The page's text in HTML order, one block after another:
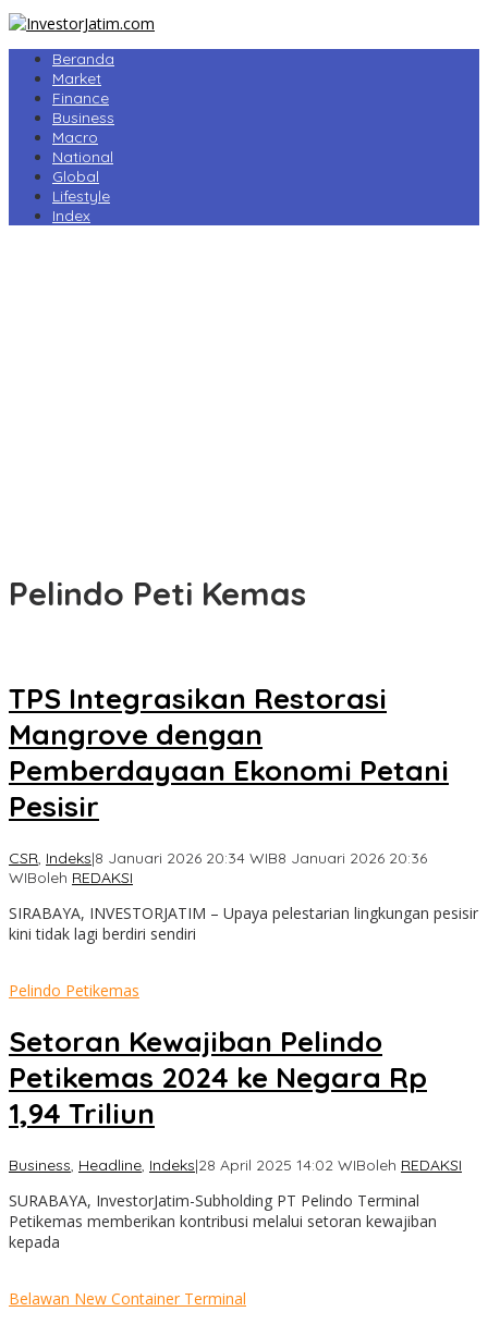
Beranda
Market
Finance
Business
Macro
National
Global
Lifestyle
Index
Pelindo Peti Kemas
TPS Integrasikan Restorasi
Mangrove dengan
Pemberdayaan Ekonomi Petani
Pesisir
CSR, Indeks|8 Januari 2026 20:34 WIB8 Januari 2026 20:36
WIBoleh REDAKSI
SIRABAYA, INVESTORJATIM – Upaya pelestarian lingkungan pesisir
kini tidak lagi berdiri sendiri
Pelindo Petikemas
Setoran Kewajiban Pelindo
Petikemas 2024 ke Negara Rp
1,94 Triliun
Business, Headline, Indeks|28 April 2025 14:02 WIBoleh REDAKSI
SURABAYA, InvestorJatim-Subholding PT Pelindo Terminal
Petikemas memberikan kontribusi melalui setoran kewajiban
kepada
Belawan New Container Terminal